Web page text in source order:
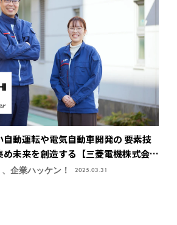
自動運転や電気自動車開発の 要素技
め未来を創造する【三菱電機株式会
進応用開発センター】
企業ハッケン！ 2025.03.31